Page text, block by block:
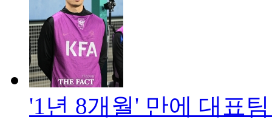
'1년 8개월' 만에 대표